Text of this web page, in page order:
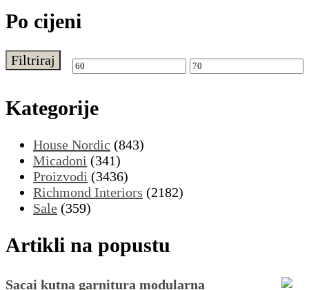
Po cijeni
Min Maks
Filtriraj
Kategorije
House Nordic (843)
Micadoni (341)
Proizvodi (3436)
Richmond Interiors (2182)
Sale (359)
Artikli na popustu
Sacai kutna garnitura modularna